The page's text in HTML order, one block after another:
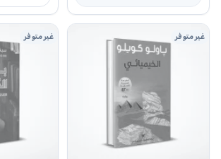
غير متوفر غير متوفر